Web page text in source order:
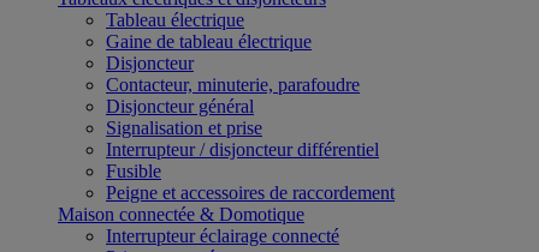
Tableau électrique
Gaine de tableau électrique
Disjoncteur
Contacteur, minuterie, parafoudre
Disjoncteur général
Signalisation et prise
Interrupteur / disjoncteur différentiel
Fusible
Peigne et accessoires de raccordement
Maison connectée & Domotique
Interrupteur éclairage connecté